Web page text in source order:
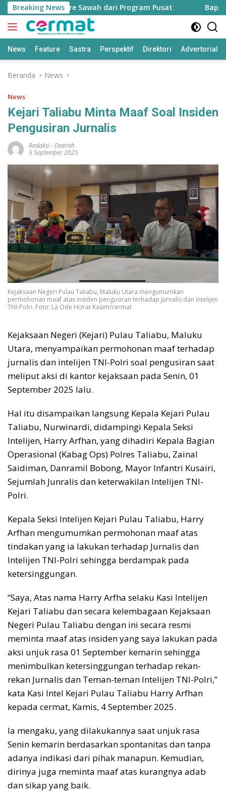
Langsung
ke
konten
Breaking News
7.500 Hektare Sawah dari Program Pusat
News Feature Sastra Perspektif Direktori Advertorial
Beranda News
News
Kejari Taliabu Minta Maaf Soal Insiden
Pengusiran Jurnalis
Redaksi-Daerah
5 September 2025
Kejaksaan Negeri Pulau Taliabu, Maluku Utara mengumumkan
permohonan maaf atas insiden pengusiran terhadap Jurnalis dan Intelijen
TNI-Polri. Foto: La Ode Hizrat Kasim/cermat
Kejaksaan Negeri (Kejari) Pulau Taliabu, Maluku
Utara, menyampaikan permohonan maaf terhadap
jurnalis dan intelijen TNI-Polri soal pengusiran saat
meliput aksi di kantor kejaksaan pada Senin, 01
September 2025 lalu.
Hal itu disampaikan langsung Kepala Kejari Pulau
Taliabu, Nurwinardi, didampingi Kepala Seksi
Intelijen, Harry Arfhan, yang dihadiri Kepala Bagian
Operasional (Kabag Ops) Polres Taliabu, Zainal
Saidiman, Danramil Bobong, Mayor Infantri Kusairi,
Sejumlah Junralis dan keterwakilan Intelijen TNI-
Polri.
Kepala Seksi Intelijen Kejari Pulau Taliabu, Harry
Arfhan mengumumkan permohonan maaf atas
tindakan yang ia lakukan terhadap Jurnalis dan
Intelijen TNI-Polri sehingga berdampak pada
ketersinggungan.
“Saya, Atas nama Harry Arfha selaku Kasi Intelijen
Kejari Taliabu dan secara kelembagaan Kejaksaan
Negeri Pulau Taliabu dengan ini secara resmi
meminta maaf atas insiden yang saya lakukan pada
aksi unjuk rasa 01 September kemarin sehingga
menimbulkan ketersinggungan terhadap rekan-
rekan Jurnalis dan Teman-teman Intelijen TNI-Polri,”
kata Kasi Intel Kejari Pulau Taliabu Harry Arfhan
kepada cermat, Kamis, 4 September 2025.
Ia mengaku, yang dilakukannya saat unjuk rasa
Senin kemarin berdasarkan spontanitas dan tanpa
adanya indikasi dari pihak manapun. Kemudian,
dirinya juga meminta maaf atas kurangnya adab
dan sikap yang baik.